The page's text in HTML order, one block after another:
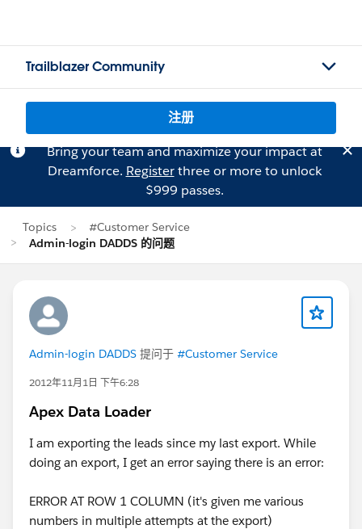
Trailblazer Community
注册
Bring your team and maximize your impact at
Dreamforce. Registerthree or more to unlock
$999 passes.
Topics
#Customer Service
Admin-login DADDS 的问题
Admin-login DADDS 提问于 #Customer Service
2012年11月1日 下午6:28
Apex Data Loader
I am exporting the leads since my last export. While
doing an export, I get an error saying there is an error:
ERROR AT ROW 1 COLUMN (it's given me various
numbers in multiple attempts at the export)